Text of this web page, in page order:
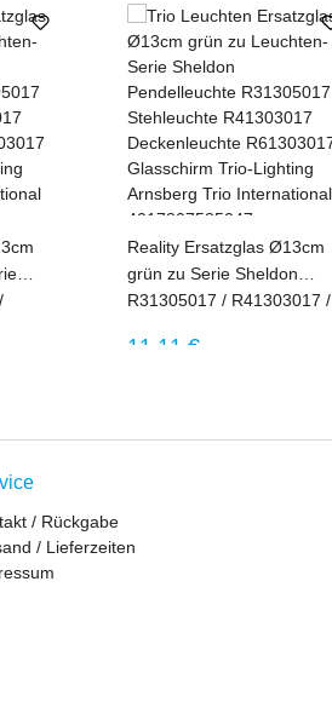
Reality Ersatzglas Ø13cm
grün zu Serie Sheldon
R31305017 / R41303017 /
Regulärer Preis:
11,11 €
/ Rückgabe
/ Lieferzeiten